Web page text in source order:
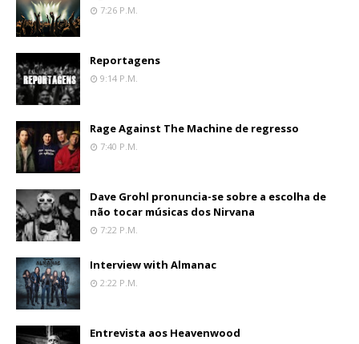
7:26 P.m.
Reportagens
9:14 P.m.
Rage Against The Machine de regresso
7:40 P.m.
Dave Grohl pronuncia-se sobre a escolha de
não tocar músicas dos Nirvana
7:22 P.m.
Interview with Almanac
2:22 P.m.
Entrevista aos Heavenwood